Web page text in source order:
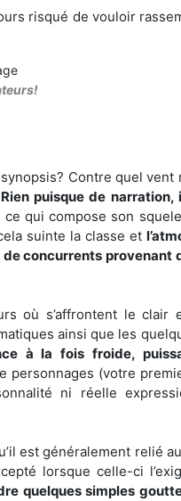
risqué de vouloir
Contre quel vent
puisque de narration,
ce qui compose son
suinte la classe et
concurrents provenant
où s’affrontent le clair
ainsi que les
à la fois froide,
personnages (votre
ni réelle
est généralement relié
lorsque celle-ci
quelques simples